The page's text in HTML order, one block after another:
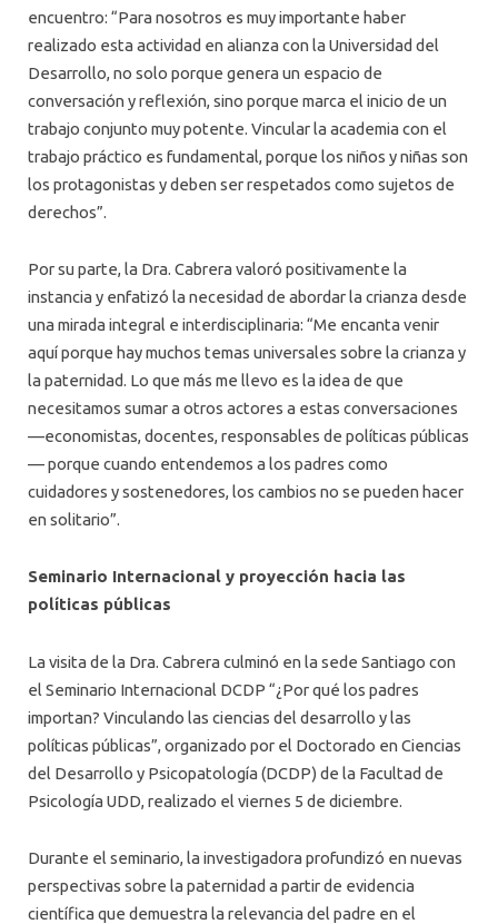
encuentro: “Para nosotros es muy importante haber
realizado esta actividad en alianza con la Universidad del
Desarrollo, no solo porque genera un espacio de
conversación y reflexión, sino porque marca el inicio de un
trabajo conjunto muy potente. Vincular la academia con el
trabajo práctico es fundamental, porque los niños y niñas son
los protagonistas y deben ser respetados como sujetos de
derechos”.
Por su parte, la Dra. Cabrera valoró positivamente la
instancia y enfatizó la necesidad de abordar la crianza desde
una mirada integral e interdisciplinaria: “Me encanta venir
aquí porque hay muchos temas universales sobre la crianza y
la paternidad. Lo que más me llevo es la idea de que
necesitamos sumar a otros actores a estas conversaciones
—economistas, docentes, responsables de políticas públicas
— porque cuando entendemos a los padres como
cuidadores y sostenedores, los cambios no se pueden hacer
en solitario”.
Seminario Internacional y proyección hacia las
políticas públicas
La visita de la Dra. Cabrera culminó en la sede Santiago con
el Seminario Internacional DCDP “¿Por qué los padres
importan? Vinculando las ciencias del desarrollo y las
políticas públicas”, organizado por el Doctorado en Ciencias
del Desarrollo y Psicopatología (DCDP) de la Facultad de
Psicología UDD, realizado el viernes 5 de diciembre.
Durante el seminario, la investigadora profundizó en nuevas
perspectivas sobre la paternidad a partir de evidencia
científica que demuestra la relevancia del padre en el